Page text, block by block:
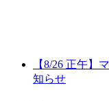
【8/26 正午】
知らせ